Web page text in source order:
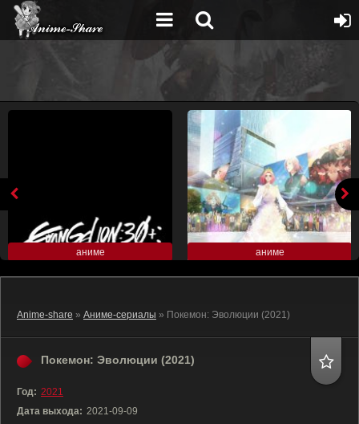
аниме аниме
Anime-share » Аниме-сериалы » Покемон: Эволюции (2021)
Покемон: Эволюции (2021)
Год: 2021
Дата выхода: 2021-09-09